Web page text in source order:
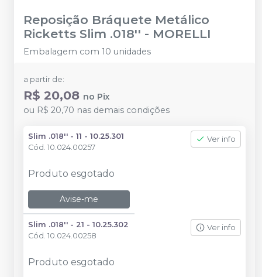
Reposição Bráquete Metálico
Ricketts Slim .018'' - MORELLI
Embalagem com 10 unidades
a partir de:
R$ 20,08 no Pix
ou R$ 20,70 nas demais condições
Slim .018'' - 11 - 10.25.301
Cód. 10.024.00257
Ver info
Produto esgotado
Avise-me
Slim .018'' - 21 - 10.25.302
Cód. 10.024.00258
Ver info
Produto esgotado